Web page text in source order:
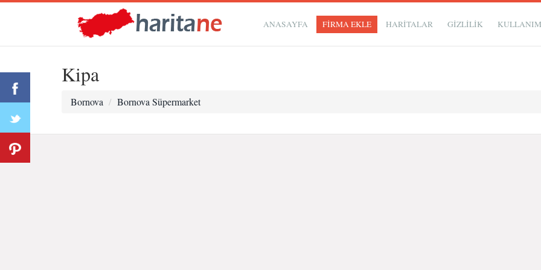
ANASAYFA FİRMA EKLE HARİTALAR GIZLILIK
Kipa
Bornova Bornova Süpermarket